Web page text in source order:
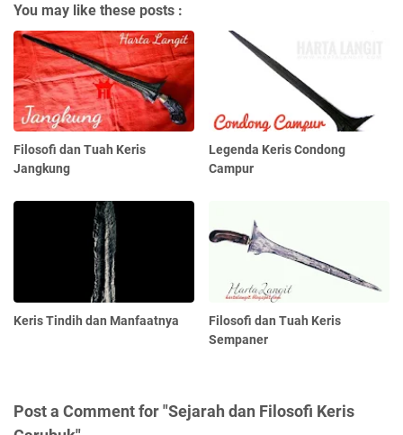
You may like these posts :
Filosofi dan Tuah Keris
Jangkung
Legenda Keris Condong
Campur
Keris Tindih dan Manfaatnya
Filosofi dan Tuah Keris
Sempaner
Post a Comment for "Sejarah dan Filosofi Keris